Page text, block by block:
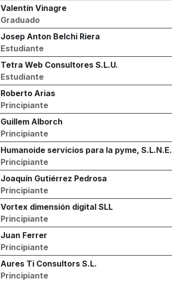
Valentín Vinagre
Graduado
Josep Anton Belchi Riera
Estudiante
Tetra Web Consultores S.L.U.
Estudiante
Roberto Arias
Principiante
Guillem Alborch
Principiante
Humanoide servicios para la pyme, S.L.N.E.
Principiante
Joaquín Gutiérrez Pedrosa
Principiante
Vortex dimensión digital SLL
Principiante
Juan Ferrer
Principiante
Aures Ti Consultors S.L.
Principiante